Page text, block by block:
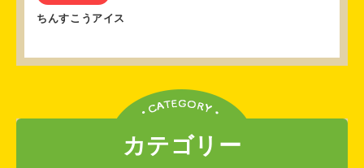
ちんすこうアイス
カテゴリー